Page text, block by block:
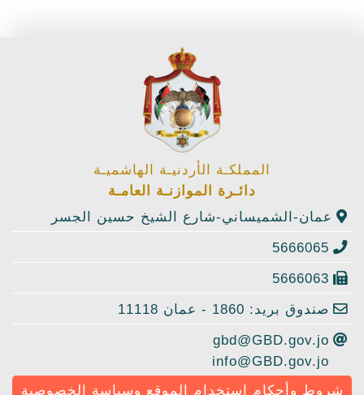
المملكـة الأردنيـة الهاشميـة
دائـرة الموازنـة العامـة
عمان-الشميساني-شارع الشيخ حسين الجسر
5666065
5666063
صندوق بريد: 1860 - عمان 11118
gbd@GBD.gov.jo
info@GBD.gov.jo
شروط وأحكام استخدام الموقع وسياسة الخصوصية